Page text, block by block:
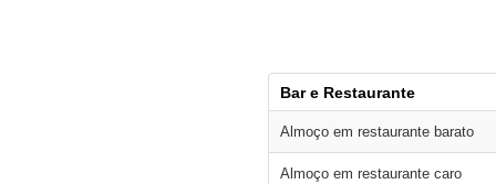
Bar e Restaurante
Almoço em restaurante barato
Almoço em restaurante caro